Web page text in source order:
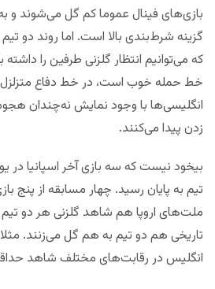
بازی‌های فینال عموما کم گل می‌شوند و
گزینه شرط‌بندی بالا است. اما روند دو
که می‌توانیم انتظار گلزنی طرفین را
خط حمله خوب است، در خط دفاع
انگلیسی‌ها با وجود نمایش نه‌چندان
زدن پیدا می‌کنند.
تیم به پایان رسید. چهار مسابقه از پنج
ملت‌های اروپا هم شاهد گلزنی هر دو
تاریخی هم دو تیم به هم گل می‌زنند. مثلا
انگلیس در رقابت‌های مختلف شاهد حداقل ۳ گل در بازی